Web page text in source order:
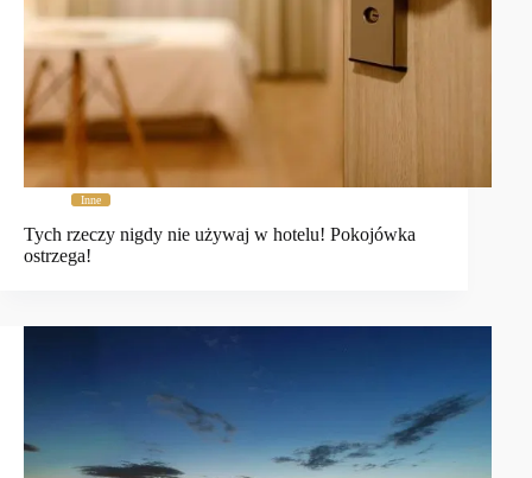
Inne
Tych rzeczy nigdy nie używaj w hotelu! Pokojówka
ostrzega!